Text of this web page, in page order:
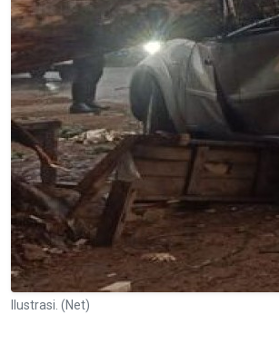
Ilustrasi. (Net)